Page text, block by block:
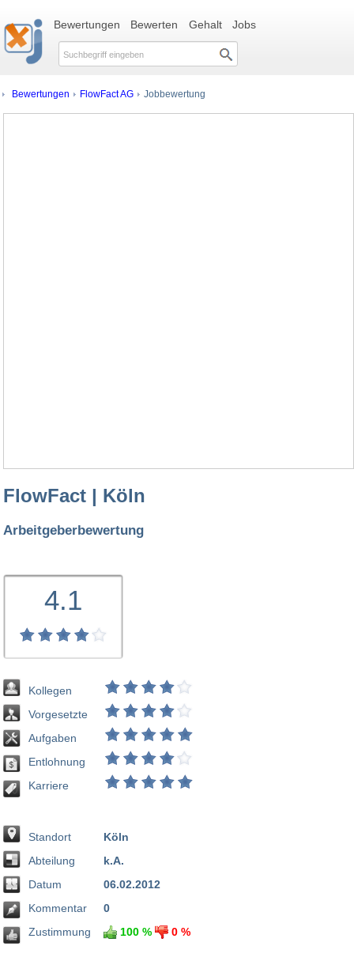
Bewertungen Bewerten Gehalt Jobs
Bewertungen FlowFact AG Jobbewertung
FlowFact | Köln
Arbeitgeberbewertung
4.1
Kollegen
Vorgesetzte
Aufgaben
Entlohnung
Karriere
Standort
Abteilung
Datum
Kommentar
Zustimmung
Köln
k.A.
06.02.2012
0
100 %
0 %